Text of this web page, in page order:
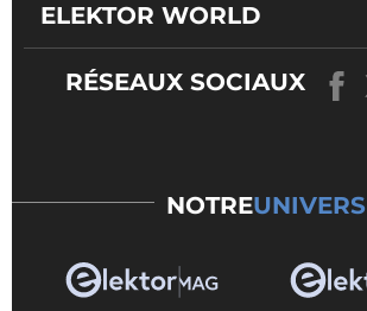
ELEKTOR WORLD
RÉSEAUX SOCIAUX
NOTREUNIVERS